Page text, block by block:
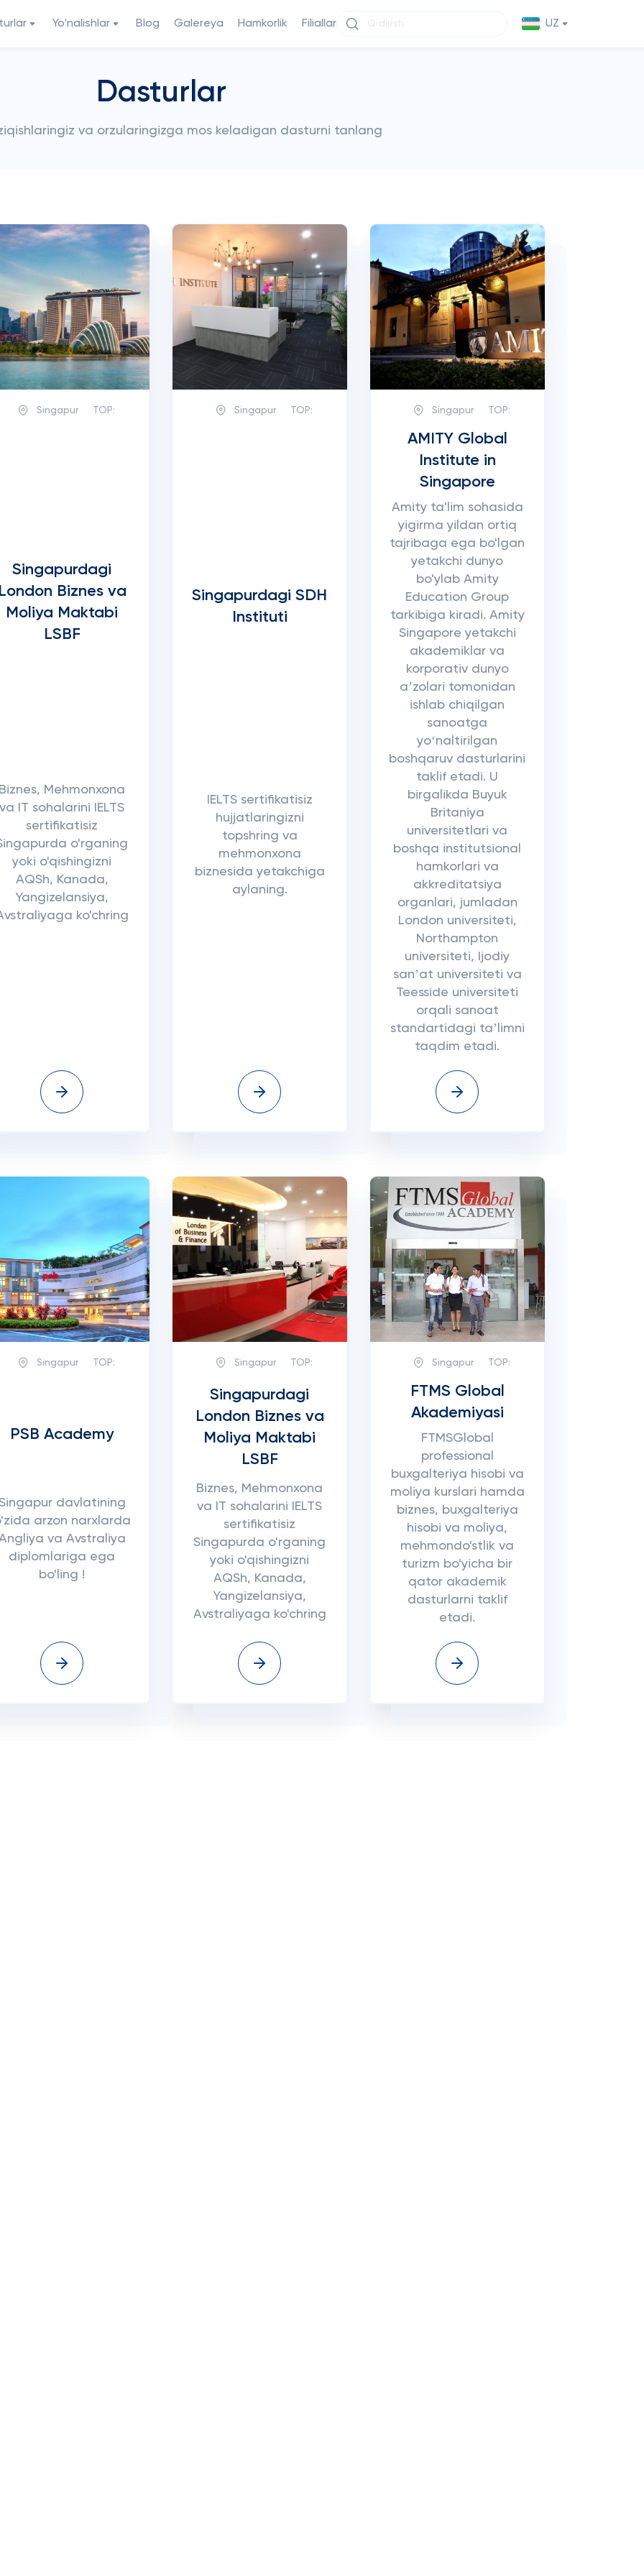
Yo'nalishlar Blog Galereya Hamkorlik Filiallar UZ
Dasturlar
va orzularingizga mos keladigan dasturni tanlang
Singapur TOP:
Singapurdagi
Biznes va
Moliya Maktabi
LSBF
Mehmonxona
va IT sohalarini IELTS
sertifikatisiz
o'rganing
yoki o'qishingizni
AQSh, Kanada,
Yangizelansiya,
ko'chring
Singapur TOP:
Singapurdagi SDH
Instituti
IELTS sertifikatisiz
hujjatlaringizni
topshring va
mehmonxona
biznesida yetakchiga
aylaning.
Singapur TOP:
AMITY Global
Institute in
Singapore
Amity ta'lim sohasida
yigirma yildan ortiq
tajribaga ega bo'lgan
yetakchi dunyo
bo'ylab Amity
Education Group
tarkibiga kiradi. Amity
Singapore yetakchi
akademiklar va
korporativ dunyo
aʼzolari tomonidan
ishlab chiqilgan
sanoatga
yoʻnaltirilgan
boshqaruv dasturlarini
taklif etadi. U
birgalikda Buyuk
Britaniya
universitetlari va
boshqa institutsional
hamkorlari va
akkreditatsiya
organlari, jumladan
London universiteti,
Northampton
universiteti, Ijodiy
sanʼat universiteti va
Teesside universiteti
orqali sanoat
standartidagi taʼlimni
taqdim etadi.
Singapur TOP:
PSB Academy
davlatining
arzon narxlarda
va Avstraliya
diplomlariga ega
bo'ling !
Singapur TOP:
Singapurdagi
London Biznes va
Moliya Maktabi
LSBF
Biznes, Mehmonxona
va IT sohalarini IELTS
sertifikatisiz
Singapurda o'rganing
yoki o'qishingizni
AQSh, Kanada,
Yangizelansiya,
Avstraliyaga ko'chring
Singapur TOP:
FTMS Global
Akademiyasi
FTMSGlobal
professional
buxgalteriya hisobi va
moliya kurslari hamda
biznes, buxgalteriya
hisobi va moliya,
mehmondo'stlik va
turizm bo'yicha bir
qator akademik
dasturlarni taklif
etadi.